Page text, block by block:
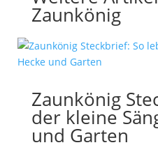
Zaunkönig
Zaunkönig
der kleine
und Garten